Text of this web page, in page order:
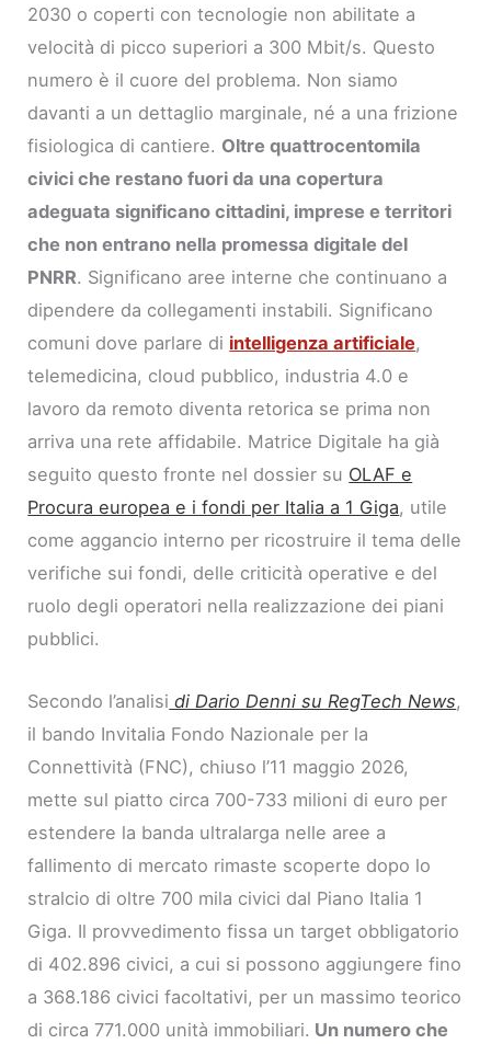
2030 o coperti con tecnologie non abilitate a
velocità di picco superiori a 300 Mbit/s. Questo
numero è il cuore del problema. Non siamo
davanti a un dettaglio marginale, né a una frizione
fisiologica di cantiere. Oltre quattrocentomila
civici che restano fuori da una copertura
adeguata significano cittadini, imprese e territori
che non entrano nella promessa digitale del
PNRR. Significano aree interne che continuano a
dipendere da collegamenti instabili. Significano
comuni dove parlare di intelligenza artificiale,
telemedicina, cloud pubblico, industria 4.0 e
lavoro da remoto diventa retorica se prima non
arriva una rete affidabile. Matrice Digitale ha già
seguito questo fronte nel dossier su OLAF e
Procura europea e i fondi per Italia a 1 Giga, utile
come aggancio interno per ricostruire il tema delle
verifiche sui fondi, delle criticità operative e del
ruolo degli operatori nella realizzazione dei piani
pubblici.
Secondo l’analisi di Dario Denni su RegTech News,
il bando Invitalia Fondo Nazionale per la
Connettività (FNC), chiuso l’11 maggio 2026,
mette sul piatto circa 700-733 milioni di euro per
estendere la banda ultralarga nelle aree a
fallimento di mercato rimaste scoperte dopo lo
stralcio di oltre 700 mila civici dal Piano Italia 1
Giga. Il provvedimento fissa un target obbligatorio
di 402.896 civici, a cui si possono aggiungere fino
a 368.186 civici facoltativi, per un massimo teorico
di circa 771.000 unità immobiliari. Un numero che